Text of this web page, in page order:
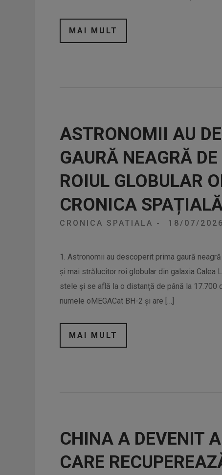
MAI MULT
ASTRONOMII AU
GAURĂ NEAGRĂ
ROIUL GLOBULAR
CRONICA
CRONICA SPATIALA - 18/07/
1. Astronomii au descoperit prima gaură
și mai strălucitor roi globular din galaxia Calea
stele și se află la o distanță de până la 17.700
numele oMEGACat BH-2 și are […]
MAI MULT
CHINA A DEVENIT
CARE